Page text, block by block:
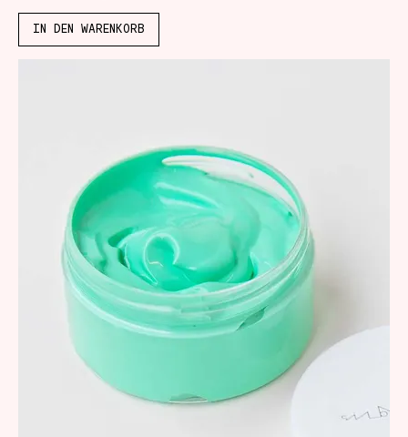
IN DEN WARENKORB